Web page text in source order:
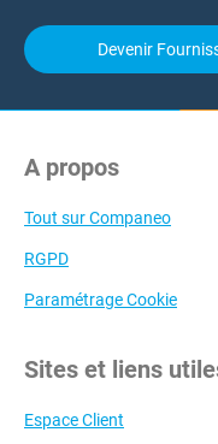
Devenir
A propos
Tout sur Companeo
RGPD
Paramétrage Cookie
Sites et liens
Espace Client